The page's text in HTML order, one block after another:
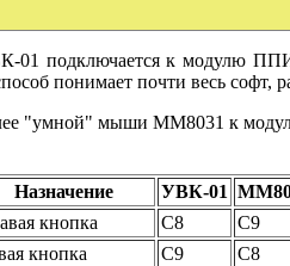
01 подключается к модулю
понимает почти весь софт,
"умной" мыши ММ8031 к
Назначение УВК-01
кнопка C8
C9
кнопка C9
C8